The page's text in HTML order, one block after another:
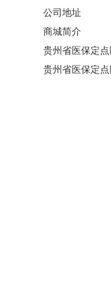
公司地址
商城简介